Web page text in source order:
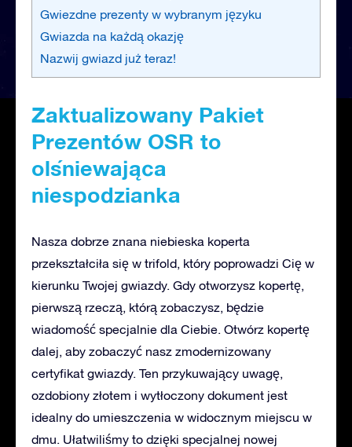
Gwiezdne prezenty w wybranym języku
Gwiazda na każdą okazję
Nazwij gwiazd już teraz!
Zaktualizowany Pakiet
Prezentów OSR to
olśniewająca
niespodzianka
Nasza dobrze znana niebieska koperta
przekształciła się w trifold, który poprowadzi Cię w
kierunku Twojej gwiazdy. Gdy otworzysz kopertę,
pierwszą rzeczą, którą zobaczysz, będzie
wiadomość specjalnie dla Ciebie. Otwórz kopertę
dalej, aby zobaczyć nasz zmodernizowany
certyfikat gwiazdy. Ten przykuwający uwagę,
ozdobiony złotem i wytłoczony dokument jest
idealny do umieszczenia w widocznym miejscu w
dmu. Ułatwiliśmy to dzięki specjalnej nowej